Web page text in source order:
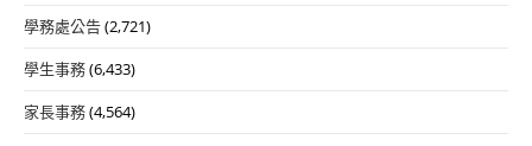
學務處公告(2,721)
學生事務(6,433)
家長事務(4,564)